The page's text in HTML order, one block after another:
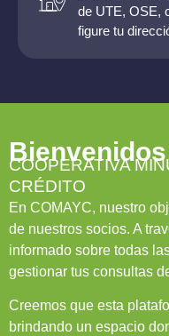
de UTE, OSE,
figure tu
Bienvenidos
COOPERATIVA
CRÉDITO
En COMAYC, nuestro
de nuestros socios. A
informado sobre todas
gestionar tus consultas
Creemos que esta
brindando un espacio